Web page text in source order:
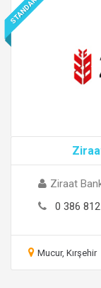
STANDART
Ziraat
0 386
Mucur, Kırşehir